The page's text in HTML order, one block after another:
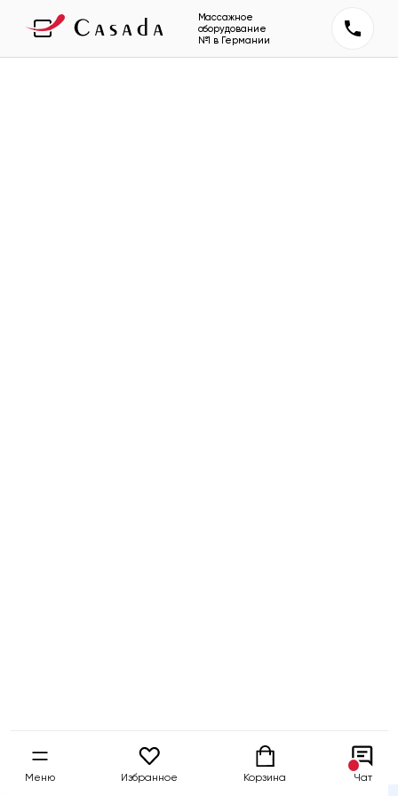
Массажное
оборудование
№1 в Германии
тест-драйв
Гарантия 5
Меню Избранное Корзина Чат